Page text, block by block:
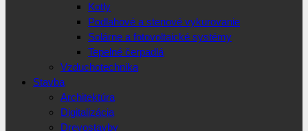
Kotly
Podlahové a stenové vykurovanie
Solárne a fotovoltaické systémy
Tepelné čerpadlá
Vzduchotechnika
Stavba
Architektúra
Digitalizácia
Drevostavby